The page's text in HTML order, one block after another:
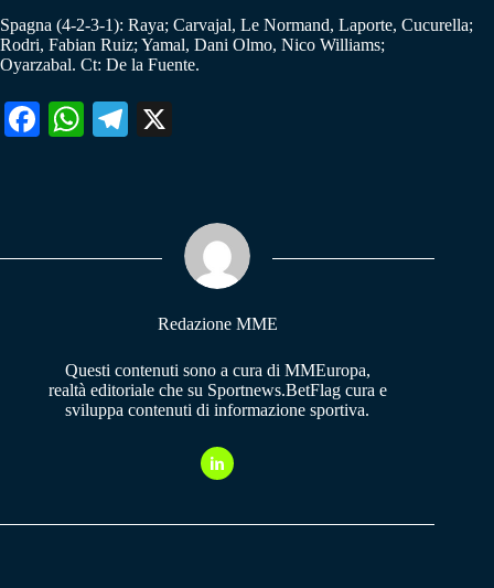
Spagna (4-2-3-1): Raya; Carvajal, Le Normand, Laporte, Cucurella;
Rodri, Fabian Ruiz; Yamal, Dani Olmo, Nico Williams;
Oyarzabal. Ct: De la Fuente.
Fa W
pp
Te
m
Redazione MME
Questi contenuti sono a cura di MMEuropa,
realtà editoriale che su Sportnews.BetFlag cura e
sviluppa contenuti di informazione sportiva.